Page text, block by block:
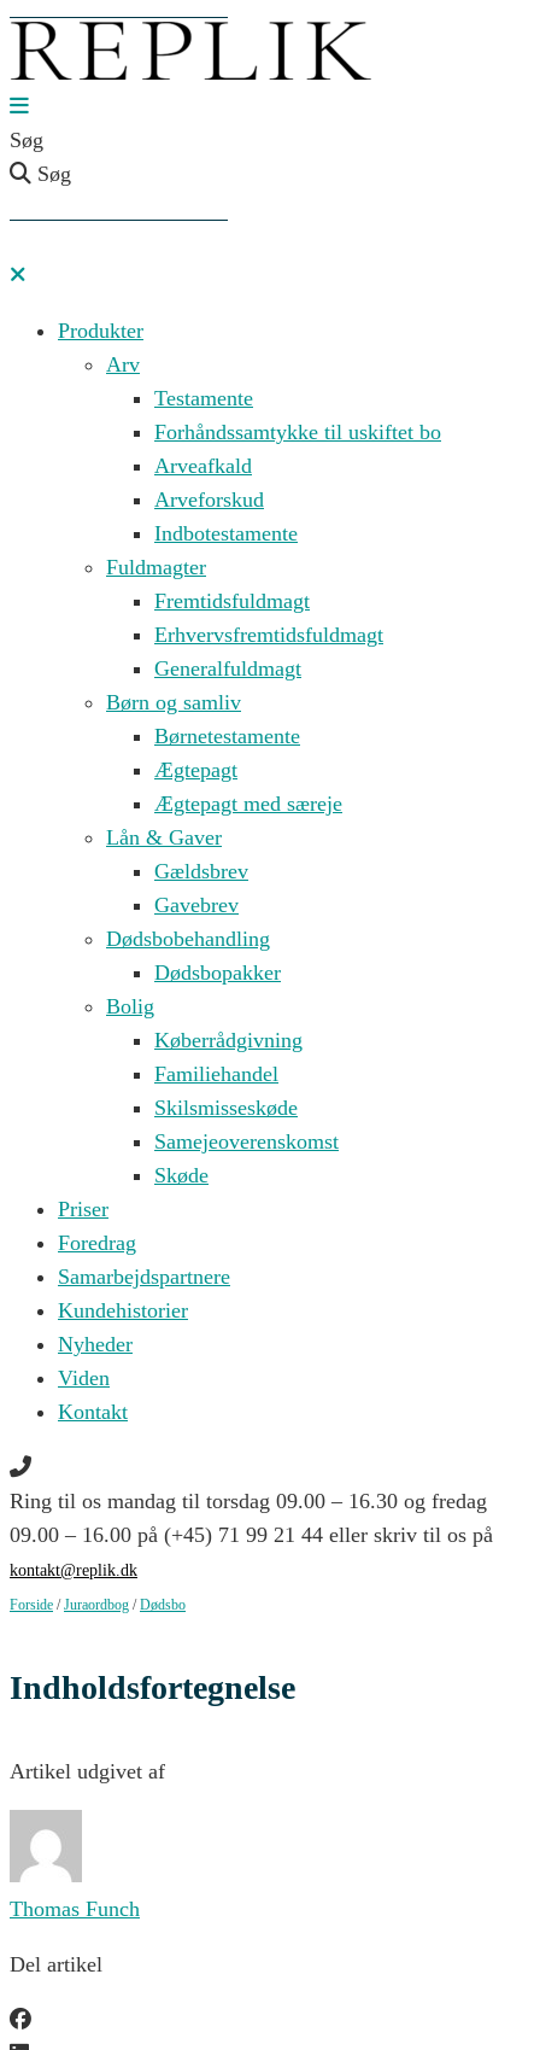
Søg
Søg
Produkter
Arv
Testamente
Forhåndssamtykke til uskiftet bo
Arveafkald
Arveforskud
Indbotestamente
Fuldmagter
Fremtidsfuldmagt
Erhvervsfremtidsfuldmagt
Generalfuldmagt
Børn og samliv
Børnetestamente
Ægtepagt
Ægtepagt med særeje
Lån & Gaver
Gældsbrev
Gavebrev
Dødsbobehandling
Dødsbopakker
Bolig
Køberrådgivning
Familiehandel
Skilsmisseskøde
Samejeoverenskomst
Skøde
Priser
Foredrag
Samarbejdspartnere
Kundehistorier
Nyheder
Viden
Kontakt
Ring til os mandag til torsdag 09.00 – 16.30 og fredag
09.00 – 16.00 på (+45) 71 99 21 44 eller skriv til os på
kontakt@replik.dk
Forside /Juraordbog /Dødsbo
Indholdsfortegnelse
Artikel udgivet af
Thomas Funch
Del artikel